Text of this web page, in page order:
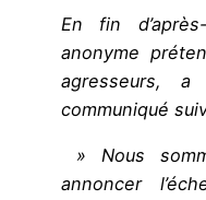
En fin
anonyme
agresseurs,
communiqué
» Nous
annoncer